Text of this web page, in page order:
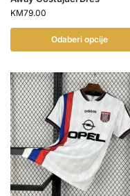
KM79.00
Odaberi opcije